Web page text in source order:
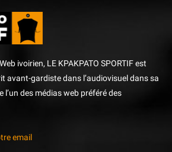
ivoirien, LE KPAKPATO SPORTIF est
avant-gardiste dans l’audiovisuel dans sa
l’un des médias web préféré des
email